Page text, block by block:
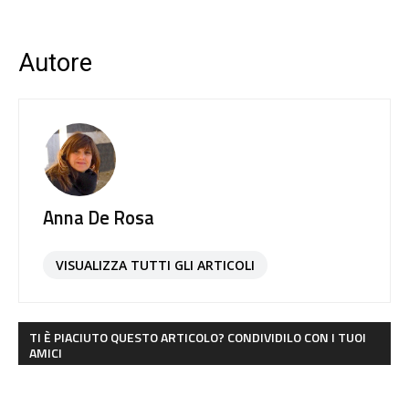
Autore
Anna De Rosa
VISUALIZZA TUTTI GLI ARTICOLI
TI È PIACIUTO QUESTO ARTICOLO? CONDIVIDILO CON I TUOI
AMICI